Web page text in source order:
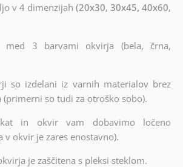
v 4 dimenzijah(20x30, 30x45, 40x60,
med 3 barvami okvirja (bela, črna,
so izdelani iz varnih materialov brez
(primerni so tudi za otroško sobo).
in okvir vam dobavimo ločeno
v okvir je zares enostavno).
je zaščitena s pleksi steklom.